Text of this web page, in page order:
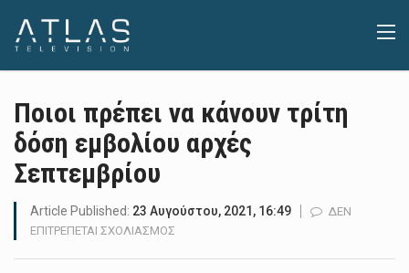
Ποιοι πρέπει να κάνουν τρίτη
δόση εμβολίου αρχές
Σεπτεμβρίου
Article Published: 23 Αυγούστου, 2021, 16:49
ΔΕΝ
ΕΠΙΤΡΈΠΕΤΑΙ ΣΧΟΛΙΑΣΜΌΣ